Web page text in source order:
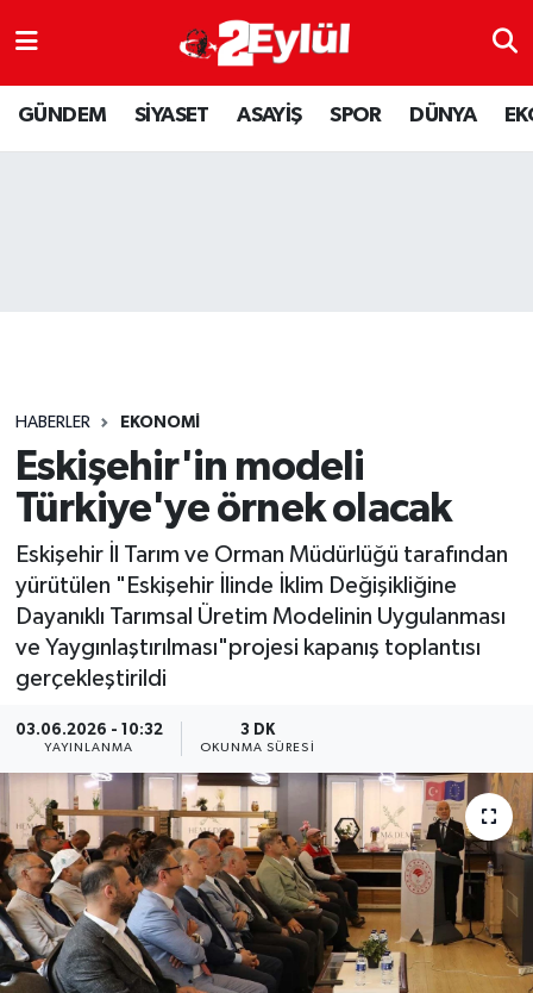
GÜNDEM SİYASET ASAYİŞ SPOR DÜNYA
HABERLER EKONOMİ
Eskişehir'in modeli
Türkiye'ye örnek olacak
Eskişehir İl Tarım ve Orman Müdürlüğü tarafından
yürütülen "Eskişehir İlinde İklim Değişikliğine
Dayanıklı Tarımsal Üretim Modelinin Uygulanması
ve Yaygınlaştırılması"projesi kapanış toplantısı
gerçekleştirildi
03.06.2026 - 10:32
YAYINLANMA
3 DK
OKUNMA SÜRESI
ASAYİŞ
DÜNYA
SPOR
YAŞAM
Nöbetçi Eczaneler
Hava Durumu
Son Dakika Haberleri
Haber Arşivi